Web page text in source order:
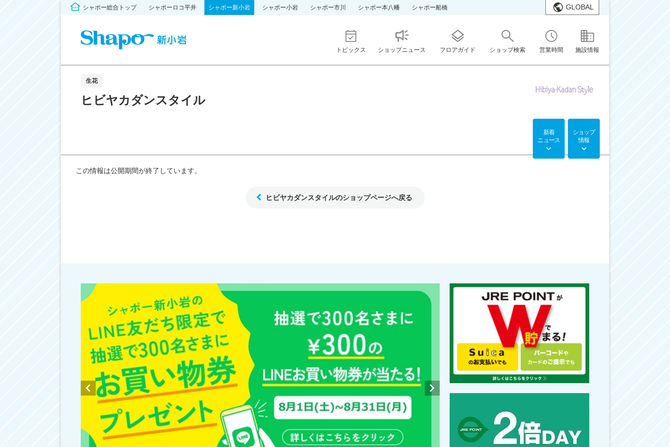
シャポー総合トップ シャポーロコ平井 シャポー新小岩 シャポー小岩 シャポー市川 シャポー本八幡 シャポー船橋 GLOBAL
トピックス ショップニュース フロアガイド ショップ検索 営業時間 施設情報
生花
ヒビヤカダンスタイル
新着
ニュース
ショップ
情報
この情報は公開期間が終了しています。
ヒビヤカダンスタイルのショップページへ戻る